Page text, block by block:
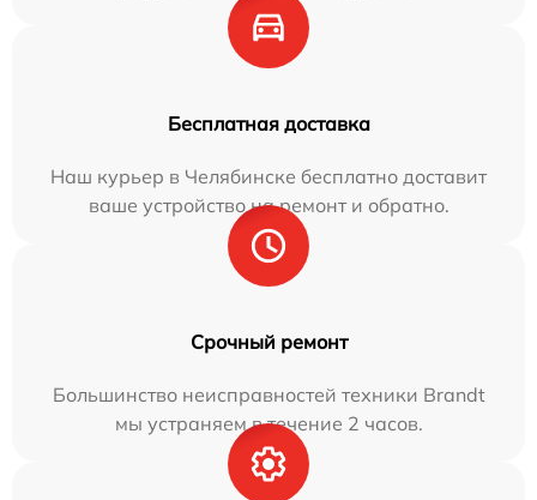
Бесплатная доставка
Наш курьер в Челябинске бесплатно доставит
ваше устройство на ремонт и обратно.
Срочный ремонт
Большинство неисправностей техники Brandt
мы устраняем в течение 2 часов.